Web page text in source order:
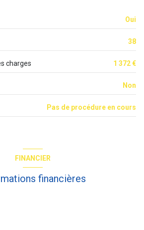
Oui
38
charges 1 372 €
Non
Pas de procédure en cours
FINANCIER
financières